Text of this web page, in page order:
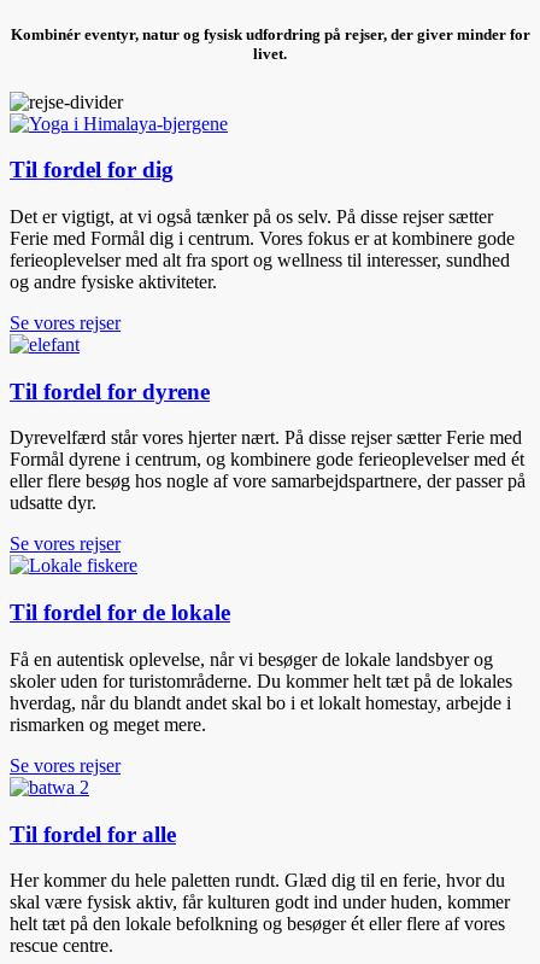
Kombinér eventyr, natur og fysisk udfordring på rejser, der giver minder for
livet.
Til fordel for dig
Det er vigtigt, at vi også tænker på os selv. På disse rejser sætter
Ferie med Formål dig i centrum. Vores fokus er at kombinere gode
ferieoplevelser med alt fra sport og wellness til interesser, sundhed
og andre fysiske aktiviteter.
Se vores rejser
Til fordel for dyrene
Dyrevelfærd står vores hjerter nært. På disse rejser sætter Ferie med
Formål dyrene i centrum, og kombinere gode ferieoplevelser med ét
eller flere besøg hos nogle af vore samarbejdspartnere, der passer på
udsatte dyr.
Se vores rejser
Til fordel for de lokale
Få en autentisk oplevelse, når vi besøger de lokale landsbyer og
skoler uden for turistområderne. Du kommer helt tæt på de lokales
hverdag, når du blandt andet skal bo i et lokalt homestay, arbejde i
rismarken og meget mere.
Se vores rejser
Til fordel for alle
Her kommer du hele paletten rundt. Glæd dig til en ferie, hvor du
skal være fysisk aktiv, får kulturen godt ind under huden, kommer
helt tæt på den lokale befolkning og besøger ét eller flere af vores
rescue centre.